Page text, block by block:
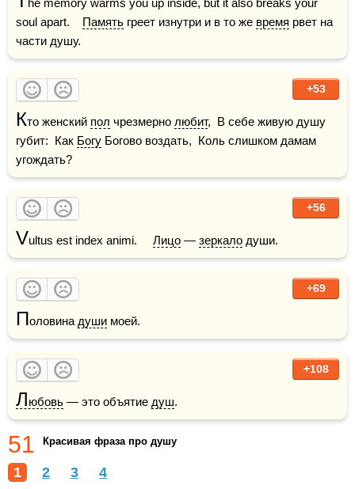
soul apart. Память греет изнутри и в то же время рвет на
части душу.
+53
Кто женский пол чрезмерно любит,  В себе живую душу
губит:  Как Богу Богово воздать,  Коль слишком дамам
угождать?
+56
Vultus est index animi. Лицо — зеркало души.
+69
Половина души моей.
+108
Любовь — это объятие душ.
51 Красивая фраза про душу
1 2 3 4